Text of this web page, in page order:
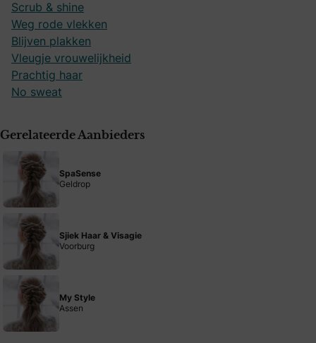
Scrub & shine
Weg rode vlekken
Blijven plakken
Vleugje vrouwelijkheid
Prachtig haar
No sweat
Gerelateerde Aanbieders
SpaSense
Geldrop
Sjiek Haar & Visagie
Voorburg
My Style
Assen